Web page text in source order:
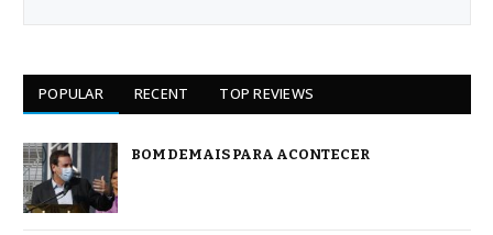
POPULAR RECENT TOP REVIEWS
BOM DEMAIS PARA ACONTECER